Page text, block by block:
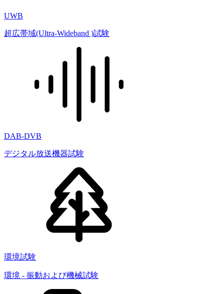
UWB
超広帯域(Ultra-Wideband )試験
DAB-DVB
デジタル放送機器試験
環境試験
環境 - 振動および機械試験